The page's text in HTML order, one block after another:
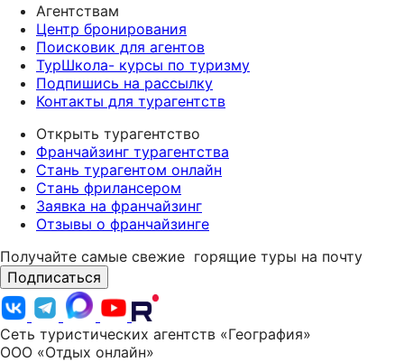
Агентствам
Центр бронирования
Поисковик для агентов
ТурШкола- курсы по туризму
Подпишись на рассылку
Контакты для турагентств
Открыть турагентство
Франчайзинг турагентства
Стань турагентом онлайн
Стань фрилансером
Заявка на франчайзинг
Отзывы о франчайзинге
Получайте самые свежие горящие туры на почту
Подписаться
Сеть туристических агентств «География»
ООО «Отдых онлайн»